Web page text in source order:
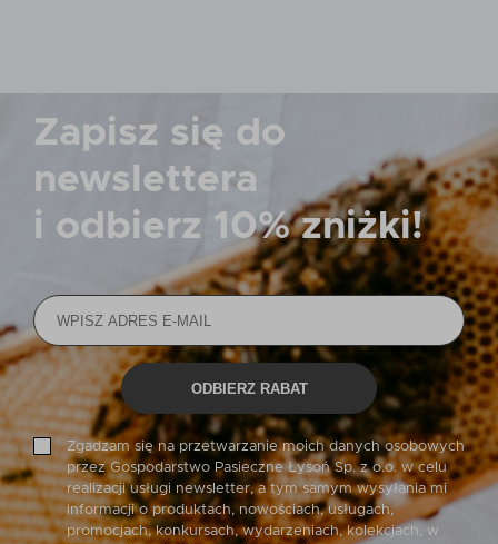
Zapisz się do
newslettera
i odbierz 10% zniżki!
ODBIERZ RABAT
Zgadzam się na przetwarzanie moich danych osobowych
przez Gospodarstwo Pasieczne Łysoń Sp. z o.o. w celu
realizacji usługi newsletter, a tym samym wysyłania mi
informacji o produktach, nowościach, usługach,
promocjach, konkursach, wydarzeniach, kolekcjach, w